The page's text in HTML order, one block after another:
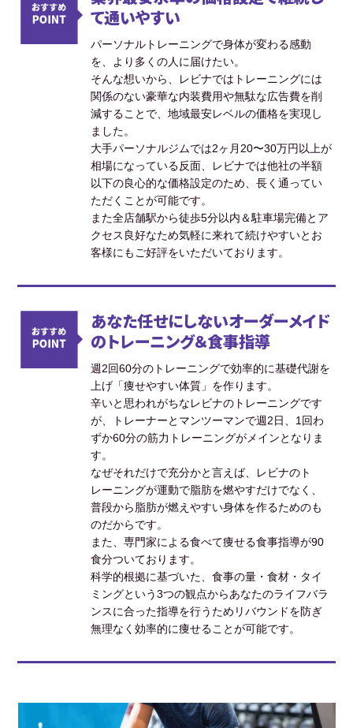
て通いやすい
パーソナルトレーニングで身体が変わる感動
を、より多くの人に届けたい。
そんな想いから、レビナではトレーニングには
関係のない豪華な内装費用や無駄な広告費を削
減することで、地域最安レベルの価格を実現し
ました。
大手パーソナルジムでは2ヶ月20〜30万円以上が
相場になっている反面、レビナでは他社の半額
以下の良心的な価格設定のため、長く通ってい
ただくことが可能です。
また全店舗駅から徒歩5分以内＆駐車場完備とア
クセス良好なため気軽に来れて続けやすいとお
客様にもご好評をいただいております。
あなた任せにしないオーダーメイド
のトレーニング＆食事指導
週2回60分のトレーニングで効率的に基礎代謝を
上げ「痩せやすい体質」を作ります。
辛いと思われがちなレビナのトレーニングです
が、トレーナーとマンツーマンで週2日、1回わ
ずか60分の筋力トレーニングがメインとなりま
す。
なぜそれだけで充分かと言えば、レビナのト
レーニングが運動で脂肪を燃やすだけでなく、
普段から脂肪が燃えやすい身体を作るためのも
のだからです。
また、専門家による食べて痩せる食事指導が90
食分ついております。
科学的根拠に基づいた、食事の量・食材・タイ
ミングという3つの観点からあなたのライフバラ
ンスに合った指導を行うためリバウンドを防ぎ
無理なく効率的に痩せることが可能です。